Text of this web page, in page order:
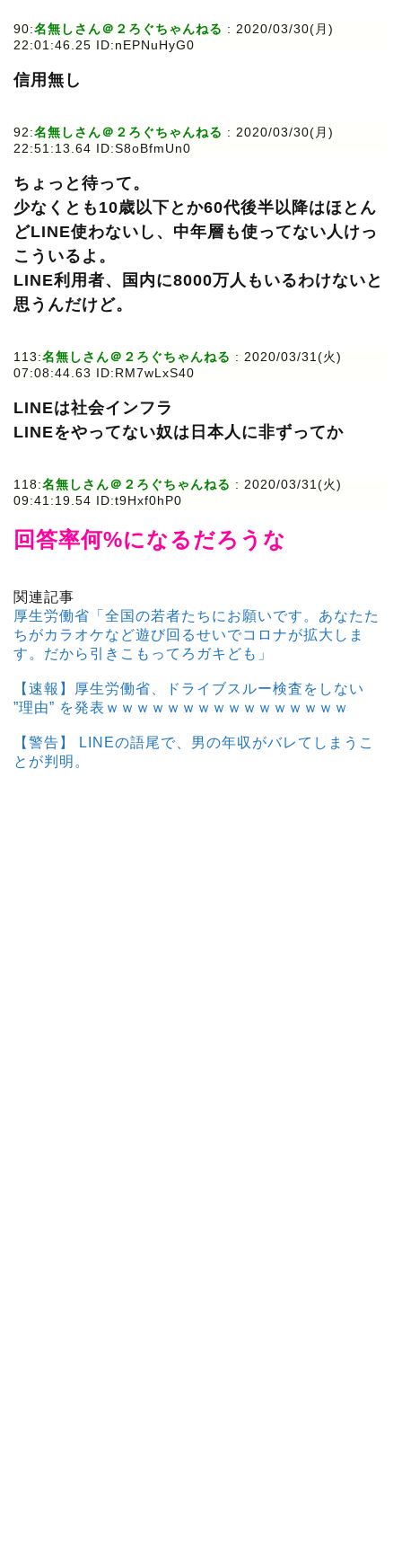
90:名無しさん＠２ろぐちゃんねる : 2020/03/30(月)
22:01:46.25 ID:nEPNuHyG0
信用無し
92:名無しさん＠２ろぐちゃんねる : 2020/03/30(月)
22:51:13.64 ID:S8oBfmUn0
ちょっと待って。
少なくとも10歳以下とか60代後半以降はほとん
どLINE使わないし、中年層も使ってない人けっ
こういるよ。
LINE利用者、国内に8000万人もいるわけないと
思うんだけど。
113:名無しさん＠２ろぐちゃんねる : 2020/03/31(火)
07:08:44.63 ID:RM7wLxS40
LINEは社会インフラ
LINEをやってない奴は日本人に非ずってか
118:名無しさん＠２ろぐちゃんねる : 2020/03/31(火)
09:41:19.54 ID:t9Hxf0hP0
回答率何%になるだろうな
関連記事
厚生労働省「全国の若者たちにお願いです。あなたた
ちがカラオケなど遊び回るせいでコロナが拡大しま
す。だから引きこもってろガキども」
【速報】厚生労働省、ドライブスルー検査をしない
”理由” を発表ｗｗｗｗｗｗｗｗｗｗｗｗｗｗｗｗ
【警告】 LINEの語尾で、男の年収がバレてしまうこ
とが判明。